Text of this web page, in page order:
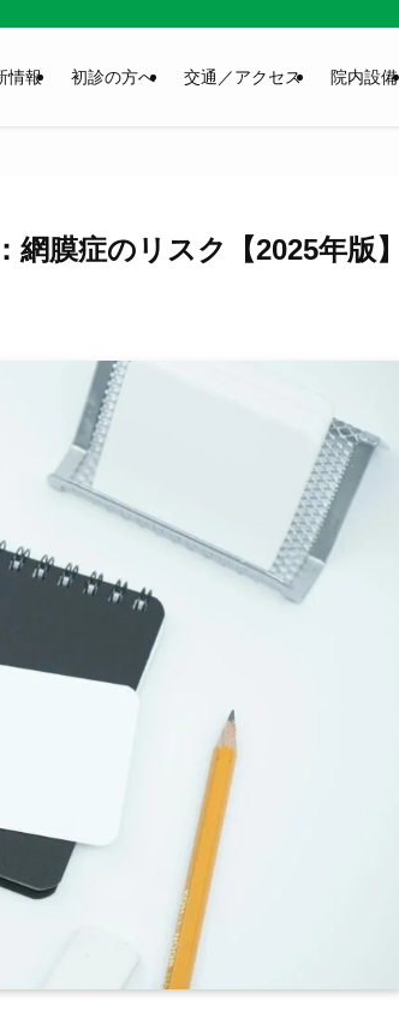
情報 初診の方へ 交通／アクセス 院内設備
膜症のリスク【2025年版】